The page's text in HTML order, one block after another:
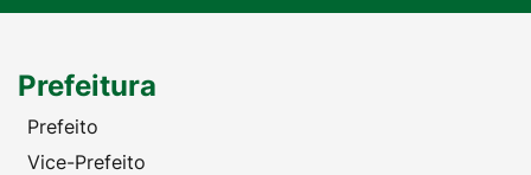
Prefeitura
Prefeito
Vice-Prefeito